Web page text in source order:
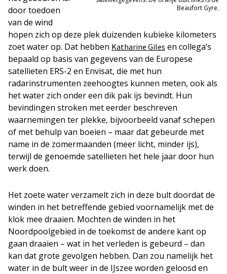
Beaufort Gyre.
door toedoen
van de wind
hopen zich op deze plek duizenden kubieke kilometers
zoet water op. Dat hebben Katharine Giles en collega’s
bepaald op basis van gegevens van de Europese
satellieten ERS-2 en Envisat, die met hun
radarinstrumenten zeehoogtes kunnen meten, ook als
het water zich onder een dik pak ijs bevindt. Hun
bevindingen stroken met eerder beschreven
waarnemingen ter plekke, bijvoorbeeld vanaf schepen
of met behulp van boeien – maar dat gebeurde met
name in de zomermaanden (meer licht, minder ijs),
terwijl de genoemde satellieten het hele jaar door hun
werk doen.
Het zoete water verzamelt zich in deze bult doordat de
winden in het betreffende gebied voornamelijk met de
klok mee draaien. Mochten de winden in het
Noordpoolgebied in de toekomst de andere kant op
gaan draaien – wat in het verleden is gebeurd – dan
kan dat grote gevolgen hebben. Dan zou namelijk het
water in de bult weer in de IJszee worden geloosd en